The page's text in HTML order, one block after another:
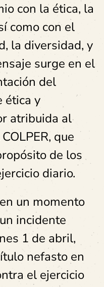
con la ética, la
como con el
la diversidad, y
surge en el
del
ética y
atribuida al
que
de los
diario.
un momento
incidente
1 de abril,
nefasto en
el ejercicio